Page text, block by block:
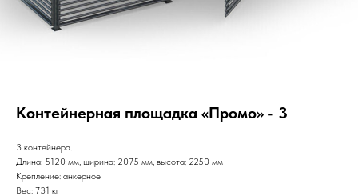
Контейнерная площадка «Промо» - 3
3 контейнера.
Длина: 5120 мм, ширина: 2075 мм, высота: 2250 мм
Крепление: анкерное
Вес: 731 кг